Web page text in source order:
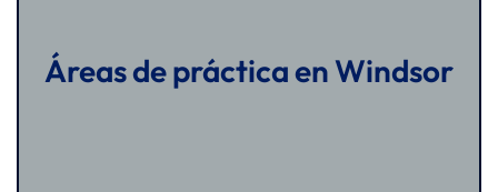
Áreas de práctica en Windsor